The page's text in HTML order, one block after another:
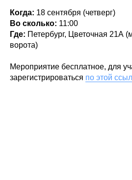
Когда: 18 сентября (четверг)
Во сколько: 11:00
Где: Петербург, Цветочная 21А
ворота)
Мероприятие бесплатное, для
зарегистрироваться по этой